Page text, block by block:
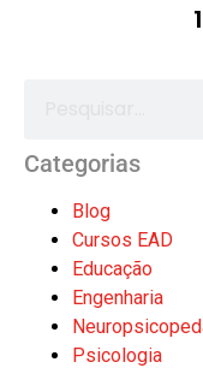
1
Categorias
Blog
Cursos EAD
Educação
Engenharia
Psicologia